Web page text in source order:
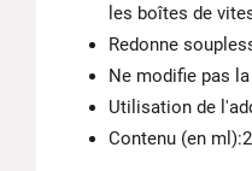
les boîtes de
Redonne
Ne modifie pas
Utilisation de
Contenu (en